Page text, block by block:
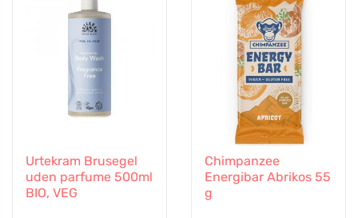
Urtekram Brusegel
uden parfume 500ml
BIO, VEG
Chimpanzee
Energibar Abrikos 55
g